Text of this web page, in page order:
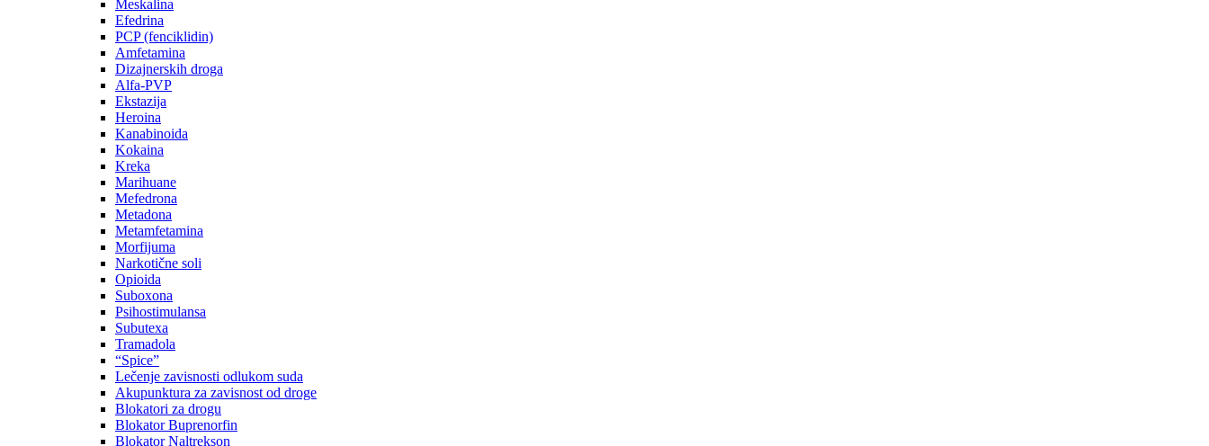
Meskalina
Efedrina
PCP (fenciklidin)
Amfetamina
Dizajnerskih droga
Alfa-PVP
Ekstazija
Heroina
Kanabinoida
Kokaina
Kreka
Marihuane
Mefedrona
Metadona
Metamfetamina
Morfijuma
Narkotične soli
Opioida
Suboxona
Psihostimulansa
Subutexa
Tramadola
“Spice”
Lečenje zavisnosti odlukom suda
Akupunktura za zavisnost od droge
Blokatori za drogu
Blokator Buprenorfin
Blokator Naltrekson